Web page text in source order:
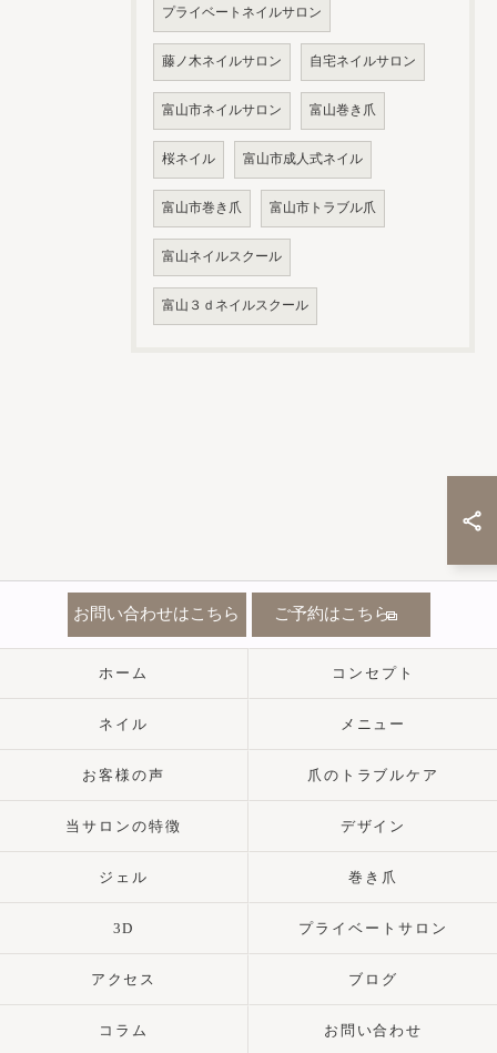
プライベートネイルサロン
藤ノ木ネイルサロン 自宅ネイルサロン
富山市ネイルサロン 富山巻き爪
桜ネイル 富山市成人式ネイル
富山市巻き爪 富山市トラブル爪
富山ネイルスクール
富山３ｄネイルスクール
お問い合わせはこちら ご予約はこちら
ホーム コンセプト
ネイル メニュー
お客様の声 爪のトラブルケア
当サロンの特徴 デザイン
ジェル 巻き爪
3D プライベートサロン
アクセス ブログ
コラム お問い合わせ